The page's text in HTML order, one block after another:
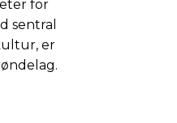
for
sentral
er